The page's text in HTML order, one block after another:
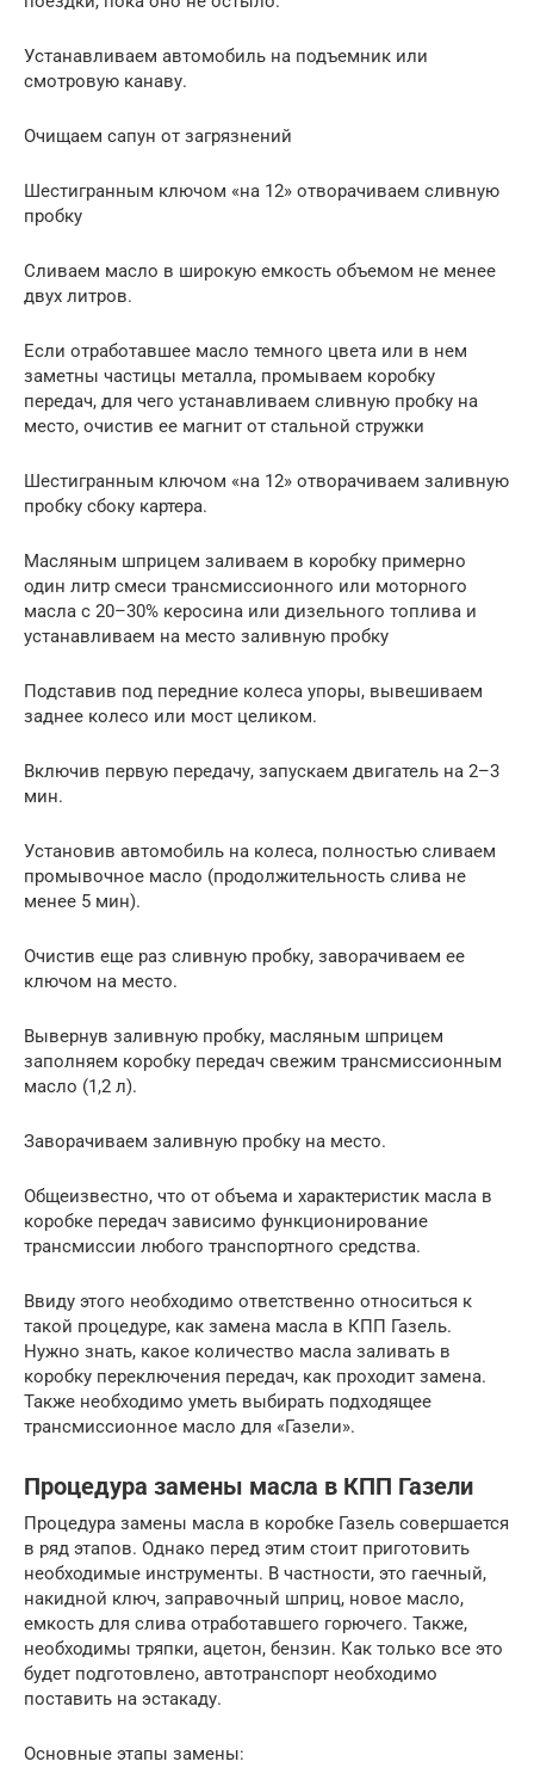
Устанавливаем автомобиль на подъемник или
смотровую канаву.
Очищаем сапун от загрязнений
Шестигранным ключом «на 12» отворачиваем сливную
пробку
Сливаем масло в широкую емкость объемом не менее
двух литров.
Если отработавшее масло темного цвета или в нем
заметны частицы металла, промываем коробку
передач, для чего устанавливаем сливную пробку на
место, очистив ее магнит от стальной стружки
Шестигранным ключом «на 12» отворачиваем заливную
пробку сбоку картера.
Масляным шприцем заливаем в коробку примерно
один литр смеси трансмиссионного или моторного
масла с 20–30% керосина или дизельного топлива и
устанавливаем на место заливную пробку
Подставив под передние колеса упоры, вывешиваем
заднее колесо или мост целиком.
Включив первую передачу, запускаем двигатель на 2–3
мин.
Установив автомобиль на колеса, полностью сливаем
промывочное масло (продолжительность слива не
менее 5 мин).
Очистив еще раз сливную пробку, заворачиваем ее
ключом на место.
Вывернув заливную пробку, масляным шприцем
заполняем коробку передач свежим трансмиссионным
масло (1,2 л).
Заворачиваем заливную пробку на место.
Общеизвестно, что от объема и характеристик масла в
коробке передач зависимо функционирование
трансмиссии любого транспортного средства.
Ввиду этого необходимо ответственно относиться к
такой процедуре, как замена масла в КПП Газель.
Нужно знать, какое количество масла заливать в
коробку переключения передач, как проходит замена.
Также необходимо уметь выбирать подходящее
трансмиссионное масло для «Газели».
Процедура замены масла в КПП Газели
Процедура замены масла в коробке Газель совершается
в ряд этапов. Однако перед этим стоит приготовить
необходимые инструменты. В частности, это гаечный,
накидной ключ, заправочный шприц, новое масло,
емкость для слива отработавшего горючего. Также,
необходимы тряпки, ацетон, бензин. Как только все это
будет подготовлено, автотранспорт необходимо
поставить на эстакаду.
Основные этапы замены: